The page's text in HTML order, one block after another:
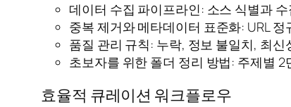
데이터 수집 파이프라인: 소스 식별과
중복 제거와 메타데이터 표준화: URL
품질 관리 규칙: 누락, 정보 불일치, 최
초보자를 위한 폴더 정리 방법: 주제별
효율적 큐레이션 워크플로우